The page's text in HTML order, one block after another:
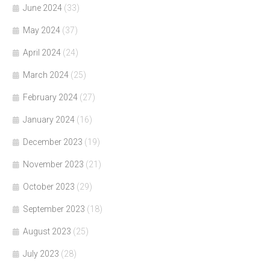
June 2024 (33)
May 2024 (37)
April 2024 (24)
March 2024 (25)
February 2024 (27)
January 2024 (16)
December 2023 (19)
November 2023 (21)
October 2023 (29)
September 2023 (18)
August 2023 (25)
July 2023 (28)